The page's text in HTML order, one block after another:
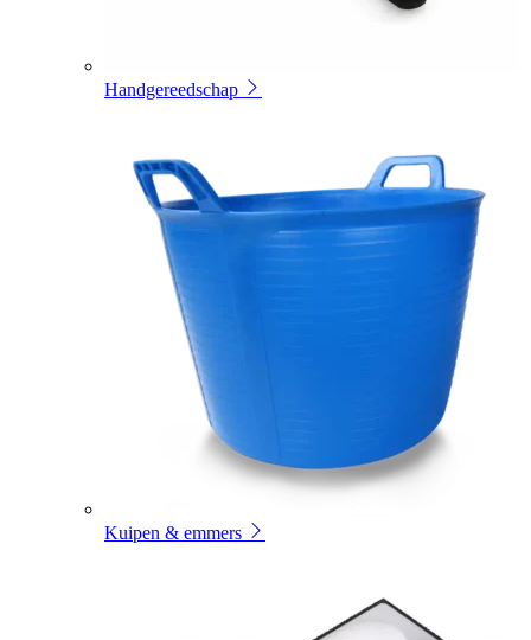
Handgereedschap
Kuipen & emmers